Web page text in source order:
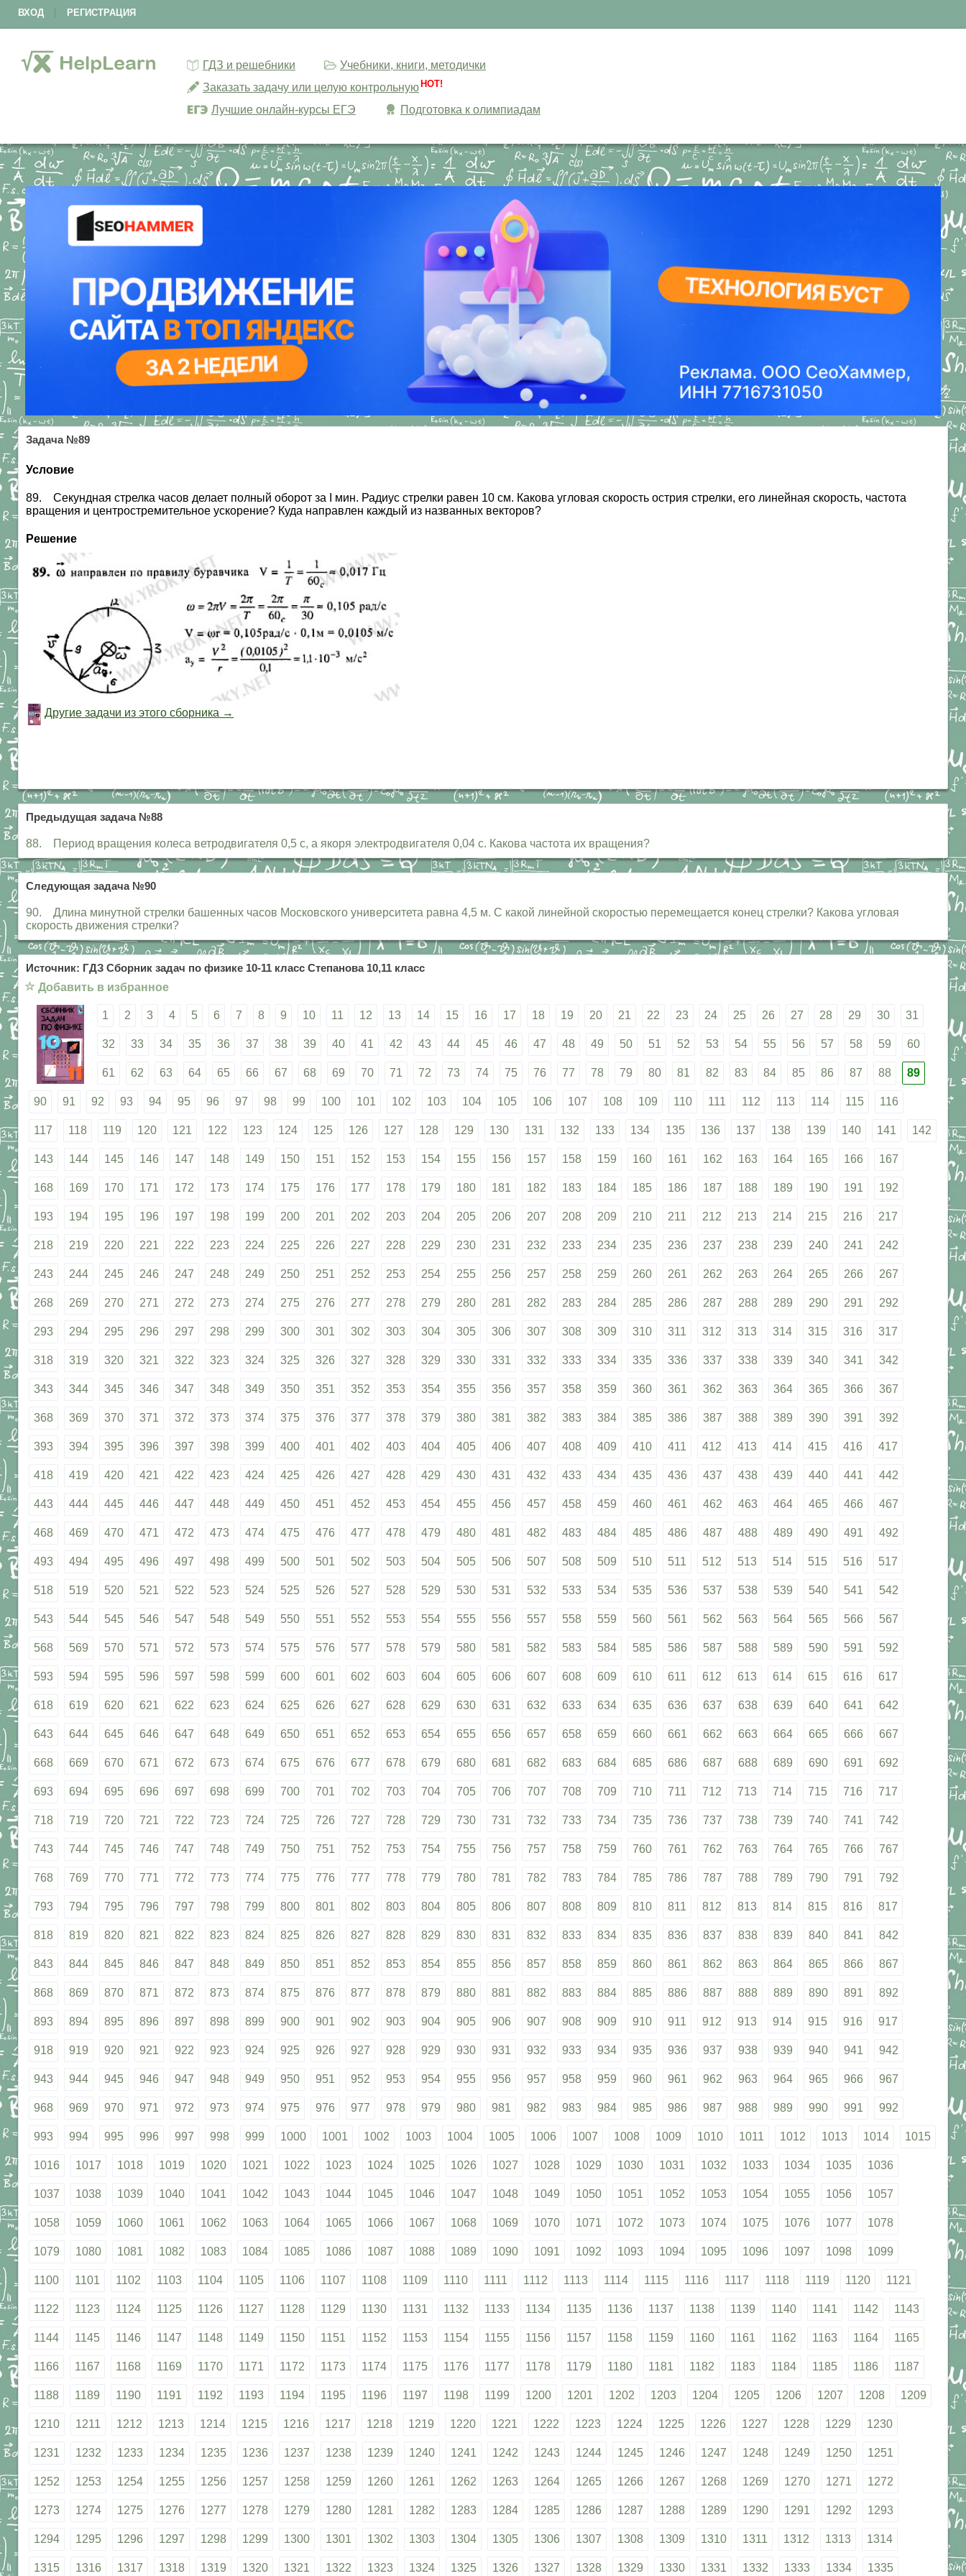
ВХОД РЕГИСТРАЦИЯ
ГДЗ и решебники
Учебники, книги, методички
Заказать задачу или целую контрольную HOT!
Лучшие онлайн-курсы ЕГЭ Подготовка к олимпиадам
Задача №89
Условие
89. Секундная стрелка часов делает полный оборот за I мин. Радиус стрелки равен 10 см. Какова угловая скорость острия стрелки, его линейная скорость, частота
вращения и центростремительное ускорение? Куда направлен каждый из названных векторов?
Решение
Другие задачи из этого сборника →
Предыдущая задача №88
88. Период вращения колеса ветродвигателя 0,5 с, а якоря электродвигателя 0,04 с. Какова частота их вращения?
Следующая задача №90
90. Длина минутной стрелки башенных часов Московского университета равна 4,5 м. С какой линейной скоростью перемещается конец стрелки? Какова угловая
скорость движения стрелки?
Источник: ГДЗ Сборник задач по физике 10-11 класс Степанова 10,11 класс
☆ Добавить в избранное
1 2 3 4 5 6 7 8 9 10 11 12 13 14 15 16 17 18 19 20 21 22 23 24 25 26 27 28 29 30 31
32 33 34 35 36 37 38 39 40 41 42 43 44 45 46 47 48 49 50 51 52 53 54 55 56 57 58 59 60
61 62 63 64 65 66 67 68 69 70 71 72 73 74 75 76 77 78 79 80 81 82 83 84 85 86 87 88 89
90 91 92 93 94 95 96 97 98 99 100 101 102 103 104 105 106 107 108 109 110 111 112 113 114 115 116
117 118 119 120 121 122 123 124 125 126 127 128 129 130 131 132 133 134 135 136 137 138 139 140 141 142
143 144 145 146 147 148 149 150 151 152 153 154 155 156 157 158 159 160 161 162 163 164 165 166 167
168 169 170 171 172 173 174 175 176 177 178 179 180 181 182 183 184 185 186 187 188 189 190 191 192
193 194 195 196 197 198 199 200 201 202 203 204 205 206 207 208 209 210 211 212 213 214 215 216 217
218 219 220 221 222 223 224 225 226 227 228 229 230 231 232 233 234 235 236 237 238 239 240 241 242
243 244 245 246 247 248 249 250 251 252 253 254 255 256 257 258 259 260 261 262 263 264 265 266 267
268 269 270 271 272 273 274 275 276 277 278 279 280 281 282 283 284 285 286 287 288 289 290 291 292
293 294 295 296 297 298 299 300 301 302 303 304 305 306 307 308 309 310 311 312 313 314 315 316 317
318 319 320 321 322 323 324 325 326 327 328 329 330 331 332 333 334 335 336 337 338 339 340 341 342
343 344 345 346 347 348 349 350 351 352 353 354 355 356 357 358 359 360 361 362 363 364 365 366 367
368 369 370 371 372 373 374 375 376 377 378 379 380 381 382 383 384 385 386 387 388 389 390 391 392
393 394 395 396 397 398 399 400 401 402 403 404 405 406 407 408 409 410 411 412 413 414 415 416 417
418 419 420 421 422 423 424 425 426 427 428 429 430 431 432 433 434 435 436 437 438 439 440 441 442
443 444 445 446 447 448 449 450 451 452 453 454 455 456 457 458 459 460 461 462 463 464 465 466 467
468 469 470 471 472 473 474 475 476 477 478 479 480 481 482 483 484 485 486 487 488 489 490 491 492
493 494 495 496 497 498 499 500 501 502 503 504 505 506 507 508 509 510 511 512 513 514 515 516 517
518 519 520 521 522 523 524 525 526 527 528 529 530 531 532 533 534 535 536 537 538 539 540 541 542
543 544 545 546 547 548 549 550 551 552 553 554 555 556 557 558 559 560 561 562 563 564 565 566 567
568 569 570 571 572 573 574 575 576 577 578 579 580 581 582 583 584 585 586 587 588 589 590 591 592
593 594 595 596 597 598 599 600 601 602 603 604 605 606 607 608 609 610 611 612 613 614 615 616 617
618 619 620 621 622 623 624 625 626 627 628 629 630 631 632 633 634 635 636 637 638 639 640 641 642
643 644 645 646 647 648 649 650 651 652 653 654 655 656 657 658 659 660 661 662 663 664 665 666 667
668 669 670 671 672 673 674 675 676 677 678 679 680 681 682 683 684 685 686 687 688 689 690 691 692
693 694 695 696 697 698 699 700 701 702 703 704 705 706 707 708 709 710 711 712 713 714 715 716 717
718 719 720 721 722 723 724 725 726 727 728 729 730 731 732 733 734 735 736 737 738 739 740 741 742
743 744 745 746 747 748 749 750 751 752 753 754 755 756 757 758 759 760 761 762 763 764 765 766 767
768 769 770 771 772 773 774 775 776 777 778 779 780 781 782 783 784 785 786 787 788 789 790 791 792
793 794 795 796 797 798 799 800 801 802 803 804 805 806 807 808 809 810 811 812 813 814 815 816 817
818 819 820 821 822 823 824 825 826 827 828 829 830 831 832 833 834 835 836 837 838 839 840 841 842
843 844 845 846 847 848 849 850 851 852 853 854 855 856 857 858 859 860 861 862 863 864 865 866 867
868 869 870 871 872 873 874 875 876 877 878 879 880 881 882 883 884 885 886 887 888 889 890 891 892
893 894 895 896 897 898 899 900 901 902 903 904 905 906 907 908 909 910 911 912 913 914 915 916 917
918 919 920 921 922 923 924 925 926 927 928 929 930 931 932 933 934 935 936 937 938 939 940 941 942
943 944 945 946 947 948 949 950 951 952 953 954 955 956 957 958 959 960 961 962 963 964 965 966 967
968 969 970 971 972 973 974 975 976 977 978 979 980 981 982 983 984 985 986 987 988 989 990 991 992
993 994 995 996 997 998 999 1000 1001 1002 1003 1004 1005 1006 1007 1008 1009 1010 1011 1012 1013 1014 1015
1016 1017 1018 1019 1020 1021 1022 1023 1024 1025 1026 1027 1028 1029 1030 1031 1032 1033 1034 1035 1036
1037 1038 1039 1040 1041 1042 1043 1044 1045 1046 1047 1048 1049 1050 1051 1052 1053 1054 1055 1056 1057
1058 1059 1060 1061 1062 1063 1064 1065 1066 1067 1068 1069 1070 1071 1072 1073 1074 1075 1076 1077 1078
1079 1080 1081 1082 1083 1084 1085 1086 1087 1088 1089 1090 1091 1092 1093 1094 1095 1096 1097 1098 1099
1100 1101 1102 1103 1104 1105 1106 1107 1108 1109 1110 1111 1112 1113 1114 1115 1116 1117 1118 1119 1120 1121
1122 1123 1124 1125 1126 1127 1128 1129 1130 1131 1132 1133 1134 1135 1136 1137 1138 1139 1140 1141 1142 1143
1144 1145 1146 1147 1148 1149 1150 1151 1152 1153 1154 1155 1156 1157 1158 1159 1160 1161 1162 1163 1164 1165
1166 1167 1168 1169 1170 1171 1172 1173 1174 1175 1176 1177 1178 1179 1180 1181 1182 1183 1184 1185 1186 1187
1188 1189 1190 1191 1192 1193 1194 1195 1196 1197 1198 1199 1200 1201 1202 1203 1204 1205 1206 1207 1208 1209
1210 1211 1212 1213 1214 1215 1216 1217 1218 1219 1220 1221 1222 1223 1224 1225 1226 1227 1228 1229 1230
1231 1232 1233 1234 1235 1236 1237 1238 1239 1240 1241 1242 1243 1244 1245 1246 1247 1248 1249 1250 1251
1252 1253 1254 1255 1256 1257 1258 1259 1260 1261 1262 1263 1264 1265 1266 1267 1268 1269 1270 1271 1272
1273 1274 1275 1276 1277 1278 1279 1280 1281 1282 1283 1284 1285 1286 1287 1288 1289 1290 1291 1292 1293
1294 1295 1296 1297 1298 1299 1300 1301 1302 1303 1304 1305 1306 1307 1308 1309 1310 1311 1312 1313 1314
1315 1316 1317 1318 1319 1320 1321 1322 1323 1324 1325 1326 1327 1328 1329 1330 1331 1332 1333 1334 1335